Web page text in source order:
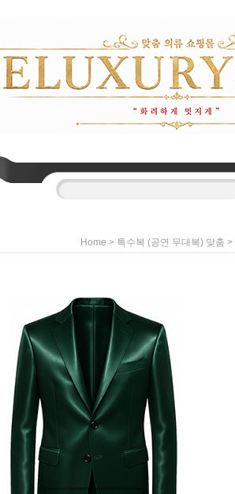
Home > 특수복 (공연 무대복) 맞춤 >